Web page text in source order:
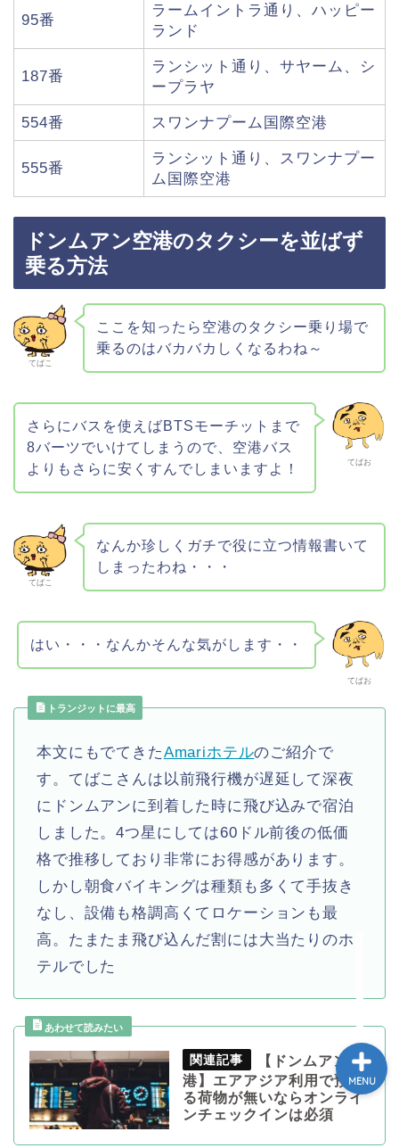
95番
ラームイントラ通り、ハッピー
ランド
187番
ランシット通り、サヤーム、シ
ープラヤ
554番 スワンナプーム国際空港
555番
ランシット通り、スワンナプー
ム国際空港
ドンムアン空港のタクシーを並ばず
乗る方法
てばこ
ここを知ったら空港のタクシー乗り場で
乗るのはバカバカしくなるわね～
てばお
さらにバスを使えばBTSモーチットまで
8バーツでいけてしまうので、空港バス
よりもさらに安くすんでしまいますよ！
てばこ
なんか珍しくガチで役に立つ情報書いて
しまったわね・・・
てばお
はい・・・なんかそんな気がします・・
トランジットに最高
本文にもでてきたAmariホテルのご紹介で
す。てばこさんは以前飛行機が遅延して深夜
にドンムアンに到着した時に飛び込みで宿泊
しました。4つ星にしては60ドル前後の低価
格で推移しており非常にお得感があります。
しかし朝食バイキングは種類も多くて手抜き
なし、設備も格調高くてロケーションも最
高。たまたま飛び込んだ割には大当たりのホ
テルでした
【ドンムアン空
港】エアアジア利用で預け
る荷物が無いならオンライ
ンチェックインは必須
MENU
ホーム
トゥクトゥク配車MuvMi
てばこ＆てばおプロフィー
ル
記事広告・PRのお問い合